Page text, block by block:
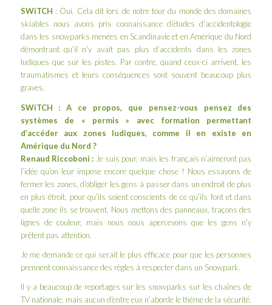
SWiTCH : Oui. Cela dit lors de notretour du monde des domaines
skiables nous avons pris connaissance d’études d’accidentologie
dans les snowparks menées en Scandinavie et en Amérique du Nord
démontrant qu’il n’y avait pas plus d’accidents dans les zones
ludiques que sur les pistes. Par contre, quand ceux-ci arrivent, les
traumatismes et leurs conséquences sont souvent beaucoup plus
graves.
SWiTCH : A ce propos, que pensez-vous pensez des
systèmes de « permis » avec formation permettant
d’accéder aux zones ludiques, comme il en existe en
Amérique du Nord ?
Renaud Riccoboni : Je suis pour, mais les français n’aimeront pas
l’idée qu’on leur impose encore quelque chose ! Nous essayons de
fermer les zones, d’obliger les gens à passer dans un endroit de plus
en plus étroit, pour qu’ils soient conscients de ce qu’ils font et dans
quelle zone ils se trouvent. Nous mettons des panneaux, traçons des
lignes de couleur, mais nous nous apercevons que les gens n’y
prêtent pas attention.
Je me demande ce qui serait le plus efficace pour que les personnes
prennent connaissance des règles à respecter dans un Snowpark.
Il y a beaucoup de reportages sur les snowparks sur les chaînes de
TV nationale, mais aucun d’entre eux n’aborde le thème de la sécurité.